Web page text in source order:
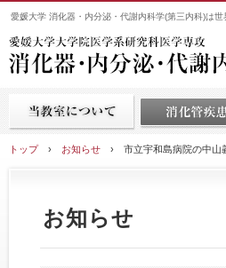
愛媛大学 消化器・内分泌・代謝内科学(第三内科)は
トップ› お知らせ › 市立宇和島病院の中山
お知らせ